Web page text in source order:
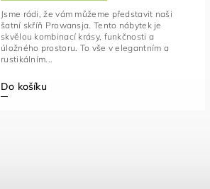
Do košíku
Jsme rádi, že vám můžeme představit naši
šatní skříň Prowansja. Tento nábytek je
skvělou kombinací krásy, funkčnosti a
úložného prostoru. To vše v elegantním a
rustikálním...